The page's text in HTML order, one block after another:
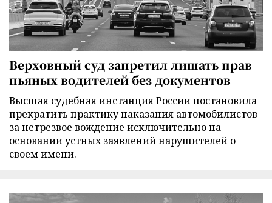
Верховный суд запретил лишать прав
пьяных водителей без документов
Высшая судебная инстанция России постановила
прекратить практику наказания автомобилистов
за нетрезвое вождение исключительно на
основании устных заявлений нарушителей о
своем имени.